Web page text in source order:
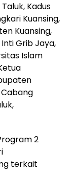
Kadus
Kuansing,
Kuansing,
Inti Grib Jaya,
Islam
Cabang
2
terkait